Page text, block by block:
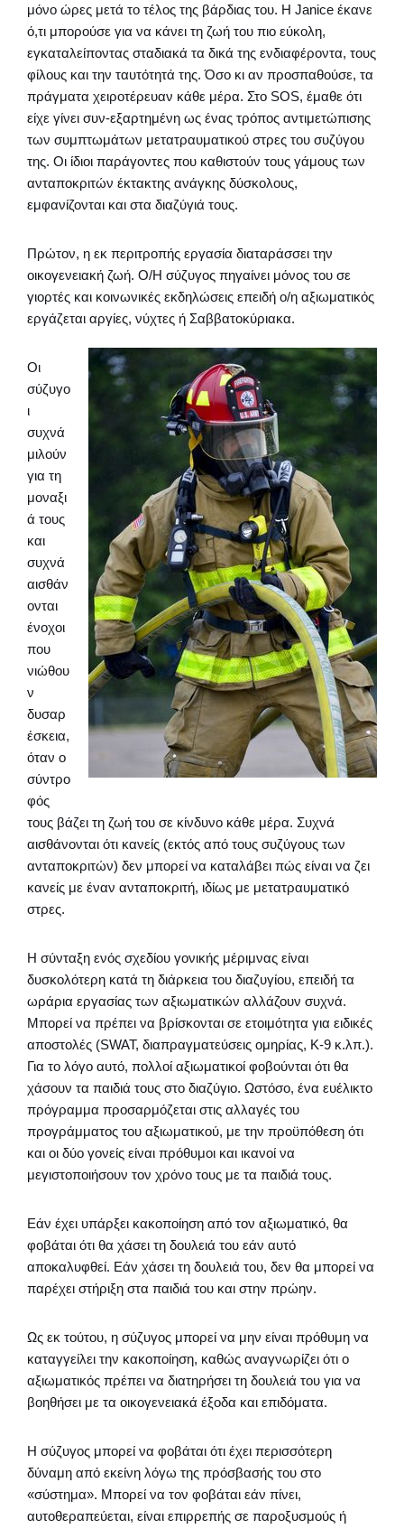
μόνο ώρες μετά το τέλος της βάρδιας του. Η Janice έκανε
ό,τι μπορούσε για να κάνει τη ζωή του πιο εύκολη,
εγκαταλείποντας σταδιακά τα δικά της ενδιαφέροντα, τους
φίλους και την ταυτότητά της. Όσο κι αν προσπαθούσε, τα
πράγματα χειροτέρευαν κάθε μέρα. Στο SOS, έμαθε ότι
είχε γίνει συν-εξαρτημένη ως ένας τρόπος αντιμετώπισης
των συμπτωμάτων μετατραυματικού στρες του συζύγου
της. Οι ίδιοι παράγοντες που καθιστούν τους γάμους των
ανταποκριτών έκτακτης ανάγκης δύσκολους,
εμφανίζονται και στα διαζύγιά τους.
Πρώτον, η εκ περιτροπής εργασία διαταράσσει την
οικογενειακή ζωή. Ο/Η σύζυγος πηγαίνει μόνος του σε
γιορτές και κοινωνικές εκδηλώσεις επειδή ο/η αξιωματικός
εργάζεται αργίες, νύχτες ή Σαββατοκύριακα.
Οι
σύζυγο
ι
συχνά
μιλούν
για τη
μοναξι
ά τους
και
συχνά
αισθάν
ονται
ένοχοι
που
νιώθου
ν
δυσαρ
έσκεια,
όταν ο
σύντρο
φός
τους βάζει τη ζωή του σε κίνδυνο κάθε μέρα. Συχνά
αισθάνονται ότι κανείς (εκτός από τους συζύγους των
ανταποκριτών) δεν μπορεί να καταλάβει πώς είναι να ζει
κανείς με έναν ανταποκριτή, ιδίως με μετατραυματικό
στρες.
Η σύνταξη ενός σχεδίου γονικής μέριμνας είναι
δυσκολότερη κατά τη διάρκεια του διαζυγίου, επειδή τα
ωράρια εργασίας των αξιωματικών αλλάζουν συχνά.
Μπορεί να πρέπει να βρίσκονται σε ετοιμότητα για ειδικές
αποστολές (SWAT, διαπραγματεύσεις ομηρίας, K-9 κ.λπ.).
Για το λόγο αυτό, πολλοί αξιωματικοί φοβούνται ότι θα
χάσουν τα παιδιά τους στο διαζύγιο. Ωστόσο, ένα ευέλικτο
πρόγραμμα προσαρμόζεται στις αλλαγές του
προγράμματος του αξιωματικού, με την προϋπόθεση ότι
και οι δύο γονείς είναι πρόθυμοι και ικανοί να
μεγιστοποιήσουν τον χρόνο τους με τα παιδιά τους.
Εάν έχει υπάρξει κακοποίηση από τον αξιωματικό, θα
φοβάται ότι θα χάσει τη δουλειά του εάν αυτό
αποκαλυφθεί. Εάν χάσει τη δουλειά του, δεν θα μπορεί να
παρέχει στήριξη στα παιδιά του και στην πρώην.
Ως εκ τούτου, η σύζυγος μπορεί να μην είναι πρόθυμη να
καταγγείλει την κακοποίηση, καθώς αναγνωρίζει ότι ο
αξιωματικός πρέπει να διατηρήσει τη δουλειά του για να
βοηθήσει με τα οικογενειακά έξοδα και επιδόματα.
Η σύζυγος μπορεί να φοβάται ότι έχει περισσότερη
δύναμη από εκείνη λόγω της πρόσβασής του στο
«σύστημα». Μπορεί να τον φοβάται εάν πίνει,
αυτοθεραπεύεται, είναι επιρρεπής σε παροξυσμούς ή